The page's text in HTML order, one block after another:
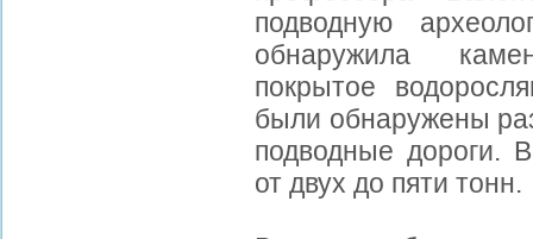
подводную
обнаружила
покрытое
были обнаружены
подводные дороги.
от двух до пяти тонн.